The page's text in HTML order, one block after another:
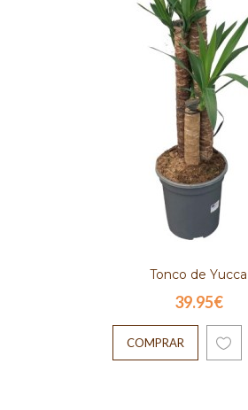
Tonco de Yucca
39.95€
COMPRAR